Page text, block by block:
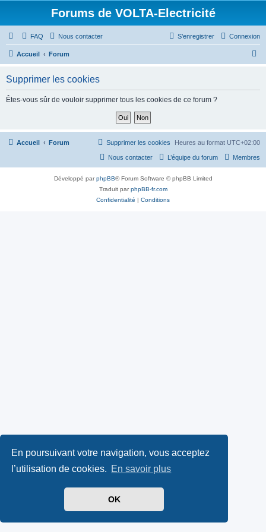
En poursuivant votre navigation, vous acceptez
l’utilisation de cookies. En savoir plus
OK
Forums de VOLTA-Electricité
FAQ Nous contacter Connexion
S’enregistrer
Accueil Forum
e
Supprimer les cookies
Êtes-vous sûr de vouloir supprimer tous les cookies de ce forum ?
Accueil Forum Heures au format UTC+02:00
Supprimer les cookies
Membres
L’équipe du forum
Nous contacter
Développé parphpBB® Forum Software © phpBB Limited
Traduit parphpBB-fr.com
Confidentialité | Conditions